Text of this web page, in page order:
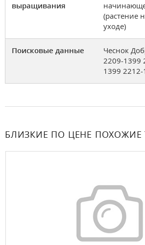
выращивания
(растение
уходе)
Поисковые данные
Чеснок
2209-1399
1399 2212-
БЛИЗКИЕ ПО ЦЕНЕ ПОХОЖИЕ